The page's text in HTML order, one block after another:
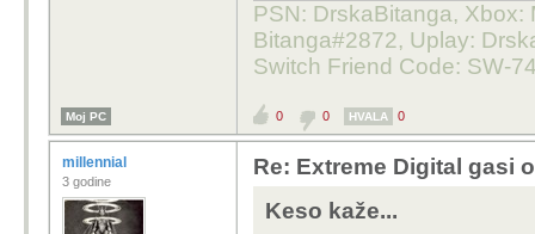
Da li ima neka
sa mailboxovima?
PSN: DrskaBitanga, Xbox:
Bitanga#2872, Uplay:
Switch Friend Code: SW-
Moj PC 0 0 HVALA 0
millennial
3 godine
Re: Extreme Digital gasi
Keso kaže...